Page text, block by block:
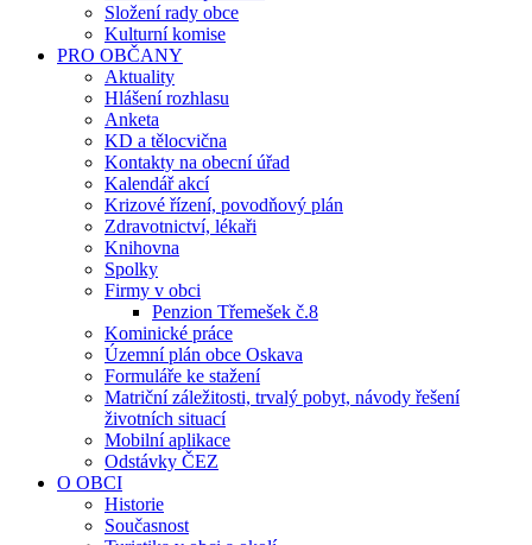
Složení rady obce
Kulturní komise
PRO OBČANY
Aktuality
Hlášení rozhlasu
Anketa
KD a tělocvična
Kontakty na obecní úřad
Kalendář akcí
Krizové řízení, povodňový plán
Zdravotnictví, lékaři
Knihovna
Spolky
Firmy v obci
Penzion Třemešek č.8
Kominické práce
Územní plán obce Oskava
Formuláře ke stažení
Matriční záležitosti, trvalý pobyt, návody řešení
životních situací
Mobilní aplikace
Odstávky ČEZ
O OBCI
Historie
Současnost